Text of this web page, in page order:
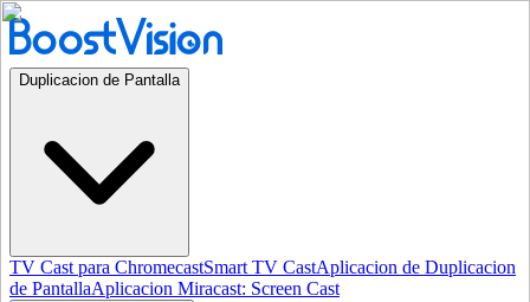
Duplicacion de Pantalla
TV Cast para ChromecastSmart TV CastAplicacion de Duplicacion
de PantallaAplicacion Miracast: Screen Cast